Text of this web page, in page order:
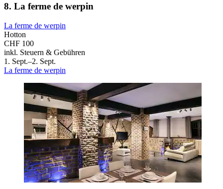
8. La ferme de werpin
La ferme de werpin
Hotton
CHF 100
inkl. Steuern & Gebühren
1. Sept.–2. Sept.
La ferme de werpin